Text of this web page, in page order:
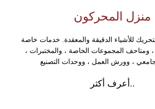
منزل المحركون
للأشياء الدقيقة والمعقدة. خدمات خاصة
، ومتاحف المجموعات الخاصة ، والمختبرات ،
أعرف أكثر..